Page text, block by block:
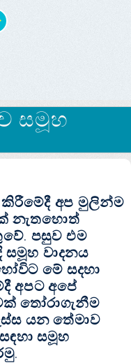
සමූහ
අප මුලින්ම
නැතහොත්
පසුව එම
සමූහ වාදනය
මේ සදහා
අපට අපේ
තෝරාගැනීම
යන තේමාව
සමූහ